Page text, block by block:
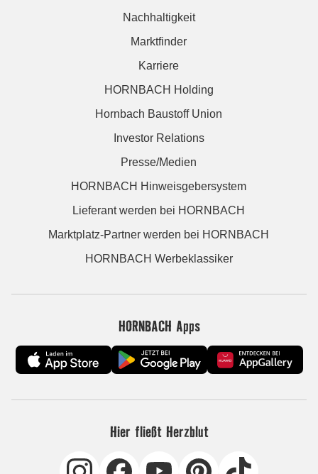
Nachhaltigkeit
Marktfinder
Karriere
HORNBACH Holding
Hornbach Baustoff Union
Investor Relations
Presse/Medien
HORNBACH Hinweisgebersystem
Lieferant werden bei HORNBACH
Marktplatz-Partner werden bei HORNBACH
HORNBACH Werbeklassiker
HORNBACH Apps
Hier fließt Herzblut